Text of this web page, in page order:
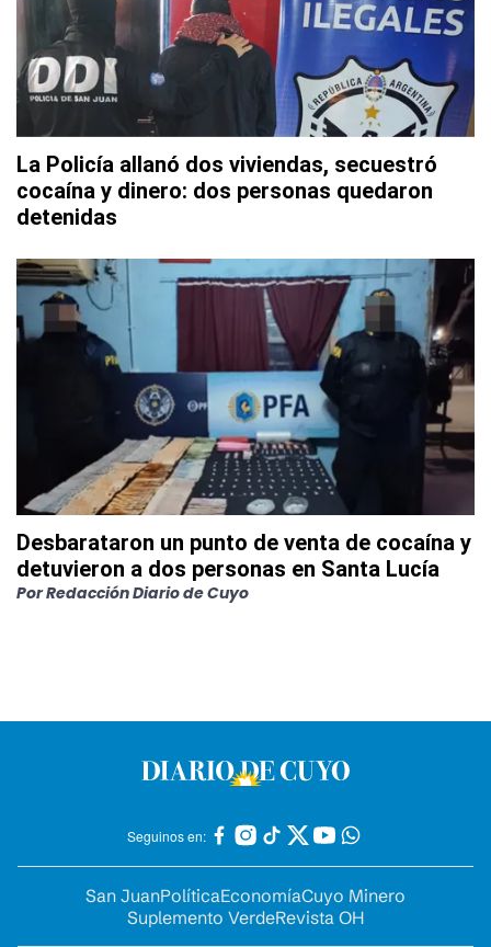
La Policía allanó dos viviendas, secuestró
cocaína y dinero: dos personas quedaron
detenidas
Desbarataron un punto de venta de cocaína y
detuvieron a dos personas en Santa Lucía
PorRedacción Diario de Cuyo
Seguinos en:
San JuanPolíticaEconomíaCuyo Minero
Suplemento VerdeRevista OH